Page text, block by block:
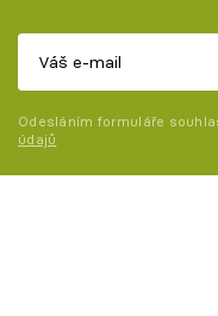
Odesláním formuláře
údajů